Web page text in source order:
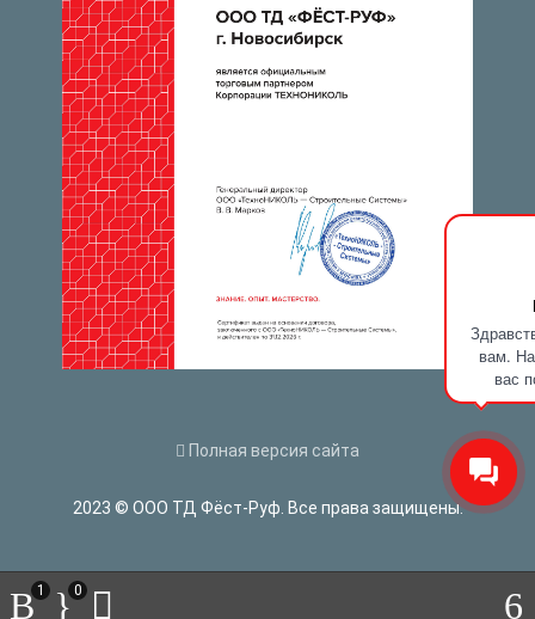
вам.
вас
Полная версия сайта
2023 © ООО ТД Фёст-Руф. Все права защищены.
1 0